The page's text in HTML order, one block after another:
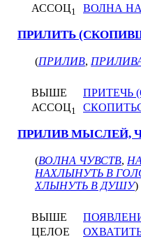
АССОЦ1 ВОЛНА
ПРИЛИТЬ
(ПРИЛИВ,
ВЫШЕ
ПРИТЕЧЬ
АССОЦ1
ПРИЛИВ МЫСЛЕЙ,
(ВОЛНА ЧУВСТВ,
НАХЛЫНУТЬ В
ХЛЫНУТЬ В ДУШУ)
ВЫШЕ
ЦЕЛОЕ